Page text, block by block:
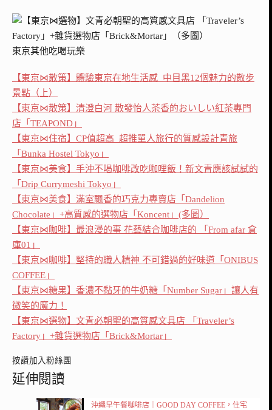
東京其他吃喝玩樂
【東京⋈散策】體驗東京在地生活感 中目黑12個魅力的散步
景點（上）
【東京⋈散策】清澄白河 散發怡人茶香的おいしい紅茶專門
店「TEAPOND」
【東京⋈住宿】CP值超高 超推單人旅行的質感設計青旅
「Bunka Hostel Tokyo」
【東京⋈美食】手沖不喝咖啡改吃咖哩飯！新文青應該試試的
「Drip Currymeshi Tokyo」
【東京⋈美食】滿室飄香的巧克力專賣店「Dandelion
Chocolate」+高質感的選物店「Koncent」(多圖）
【東京⋈咖啡】最浪漫的事 花藝結合咖啡店的 「From afar 倉
庫01」
【東京⋈咖啡】堅持的職人精神 不可錯過的好味道「ONIBUS
COFFEE」
【東京⋈糖果】香濃不黏牙的牛奶糖「Number Sugar」讓人有
微笑的魔力！
【東京⋈選物】文青必朝聖的高質感文具店 「Traveler’s
Factory」+雜貨選物店「Brick&Mortar」
按讚加入粉絲團
延伸閱讀
沖繩早午餐咖啡店｜GOOD DAY COFFEE，住宅